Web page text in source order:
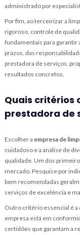
administrado por
Por fim, ao terceirizar a
rigoroso, controle de
fundamentais para garantir
prazos, das
prestadora de serviços,
resultados concretos.
Quais critérios
prestadora de
Escolher a empresa de
cuidadoso e a análise de
qualidade. Um dos
mercado. Pesquise por
bem recomendadas
serviços de excelência e
Outro critério essencial é a
empresa está em
certidões que garantam a